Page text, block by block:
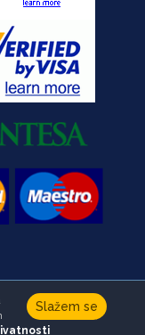
zadržana
byHALO Creative Team
Slažem se